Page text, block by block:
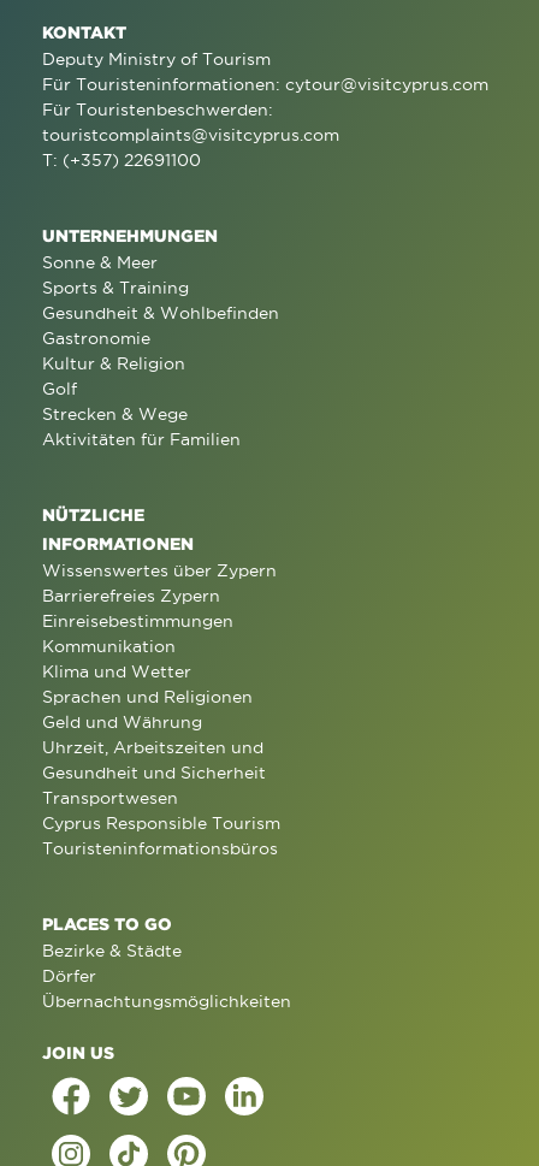
KONTAKT
Deputy Ministry of Tourism
Für Touristeninformationen: cytour@visitcyprus.com
Für Touristenbeschwerden:
touristcomplaints@visitcyprus.com
T: (+357) 22691100
UNTERNEHMUNGEN
Sonne & Meer
Sports & Training
Gesundheit & Wohlbefinden
Gastronomie
Kultur & Religion
Golf
Strecken & Wege
Aktivitäten für Familien
NÜTZLICHE
INFORMATIONEN
Wissenswertes über Zypern
Barrierefreies Zypern
Einreisebestimmungen
Kommunikation
Klima und Wetter
Sprachen und Religionen
Geld und Währung
Uhrzeit, Arbeitszeiten und
Gesundheit und Sicherheit
Transportwesen
Cyprus Responsible Tourism
Touristeninformationsbüros
PLACES TO GO
Bezirke & Städte
Dörfer
Übernachtungsmöglichkeiten
JOIN US